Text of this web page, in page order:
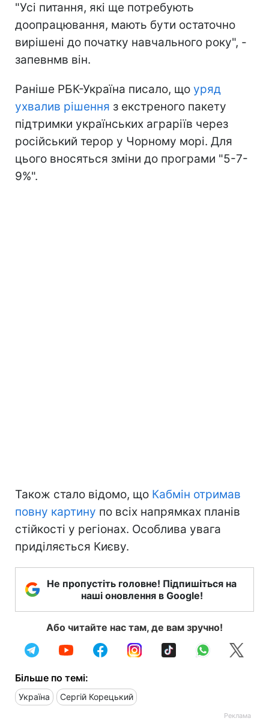
"Усі питання, які ще потребують
доопрацювання, мають бути остаточно
вирішені до початку навчального року", -
запевнмв він.
Раніше РБК-Україна писало, що уряд
ухвалив рішення з екстреного пакету
підтримки українських аграріїв через
російський терор у Чорному морі. Для
цього вносяться зміни до програми "5-7-
9%".
Також стало відомо, що Кабмін отримав
повну картину по всіх напрямках планів
стійкості у регіонах. Особлива увага
приділяється Києву.
Не пропустіть головне! Підпишіться на
наші оновлення в Google!
Або читайте нас там, де вам зручно!
Більше по темі:
Україна Сергій Корецький